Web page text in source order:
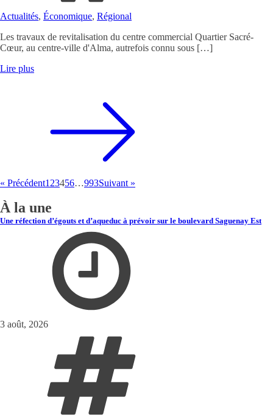
Actualités, Économique, Régional
Les travaux de revitalisation du centre commercial Quartier Sacré-
Cœur, au centre-ville d'Alma, autrefois connu sous […]
Lire plus
« Précédent1 23456…993Suivant »
À la une
Une réfection d’égouts et d’aqueduc à prévoir sur le boulevard Saguenay Est
3 août, 2026